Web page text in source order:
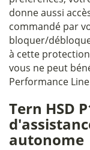
donne aussi
commandé par
bloquer/
à cette
vous ne peut
Performance
Tern HSD
autonome